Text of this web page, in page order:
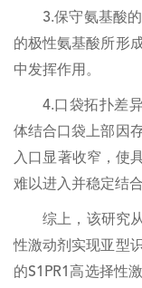
3.保守氨基酸
的极性氨基酸所形
中发挥作用。
4.口袋拓扑差
体结合口袋上部因
入口显著收窄，使
难以进入并稳定结合
综上，该研究
性激动剂实现亚型
的S1PR1高选择性